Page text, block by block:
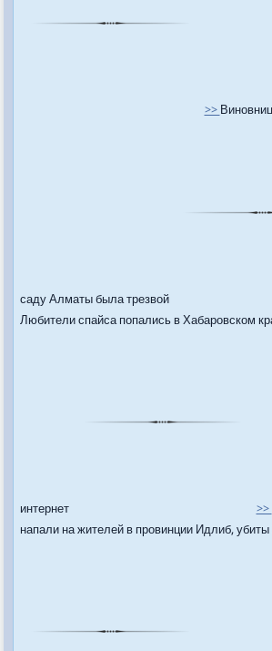
>>
саду Алматы была трезвой
Любители спайса попались в Хабаровском
интернет >>
напали на жителей в провинции Идлиб,